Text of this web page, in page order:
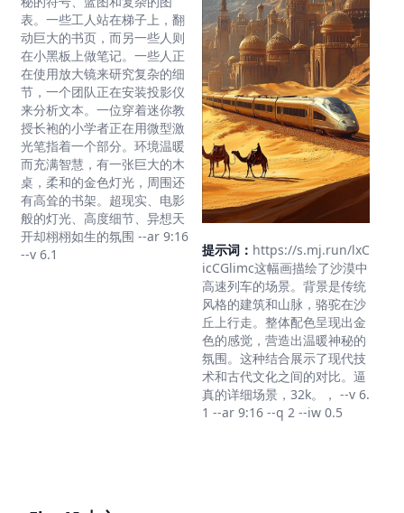
表。一些工人站在梯子上，翻
动巨大的书页，而另一些人则
在小黑板上做笔记。一些人正
在使用放大镜来研究复杂的细
节，一个团队正在安装投影仪
来分析文本。一位穿着迷你教
授长袍的小学者正在用微型激
光笔指着一个部分。环境温暖
而充满智慧，有一张巨大的木
桌，柔和的金色灯光，周围还
有高耸的书架。超现实、电影
般的灯光、高度细节、异想天
开却栩栩如生的氛围 --ar 9:16
--v 6.1
提示词： https://s.mj.run/lxC
icCGlimc这幅画描绘了沙漠中
高速列车的场景。背景是传统
风格的建筑和山脉，骆驼在沙
丘上行走。整体配色呈现出金
色的感觉，营造出温暖神秘的
氛围。这种结合展示了现代技
术和古代文化之间的对比。逼
真的详细场景，32k。， --v 6.
1 --ar 9:16 --q 2 --iw 0.5